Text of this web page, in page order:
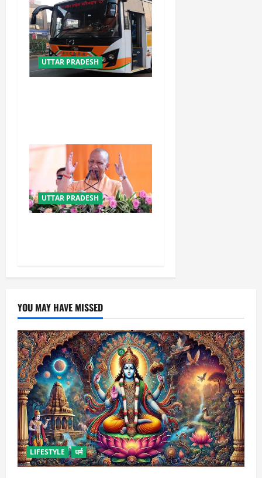
UTTAR PRADESH
UTTAR PRADESH
YOU MAY HAVE MISSED
LIFESTYLE धर्म